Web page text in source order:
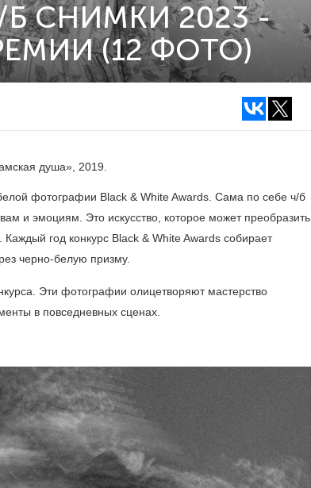
СНИМКИ 2023 -
(12 ФОТО)
душа», 2019.
фотографии Black & White Awards. Сама по себе ч/б
и эмоциям. Это искусство, которое может преобразить
год конкурс Black & White Awards собирает
черно-белую призму.
Эти фотографии олицетворяют мастерство
в повседневных сценах.